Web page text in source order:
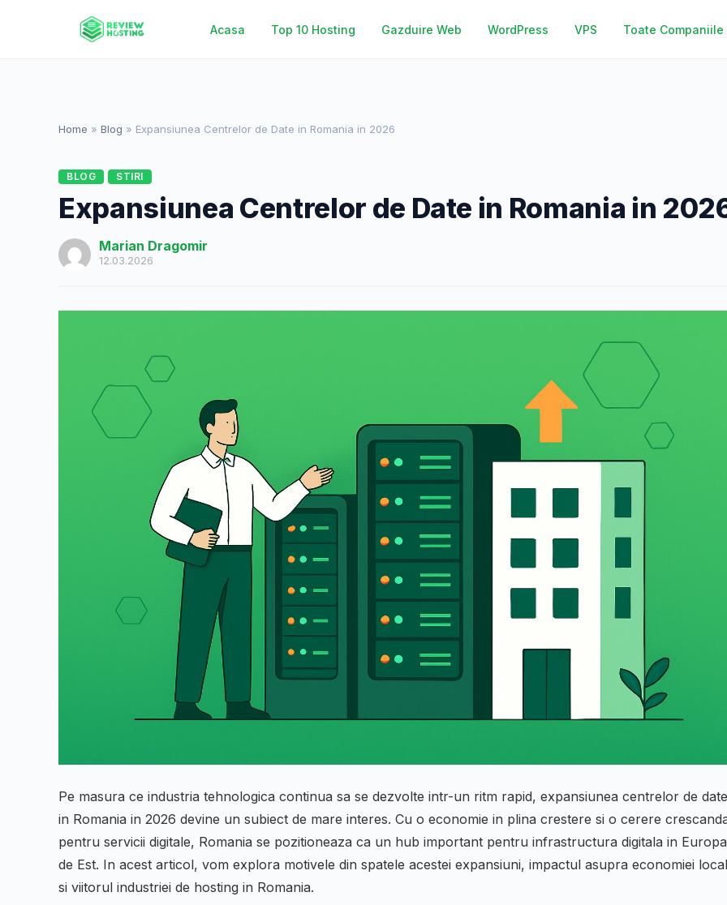
Acasa Top 10 Hosting Gazduire Web WordPress VPS Toate Companiile
Home » Blog » Expansiunea Centrelor de Date in Romania in 2026
BLOG STIRI
Expansiunea Centrelor de Date in Romania in
Marian Dragomir
12.03.2026
Pe masura ce industria tehnologica continua sa se dezvolte intr-un ritm rapid, expansiunea centrelor de date
in Romania in 2026 devine un subiect de mare interes. Cu o economie in plina crestere si o cerere
pentru servicii digitale, Romania se pozitioneaza ca un hub important pentru infrastructura digitala in Europa
de Est. In acest articol, vom explora motivele din spatele acestei expansiuni, impactul asupra economiei
si viitorul industriei de hosting in Romania.